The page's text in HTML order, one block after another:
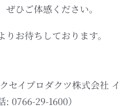
ひご体感ください。
お待ちしております。
セイプロダクツ株式会社 イ
0766-29-1600）